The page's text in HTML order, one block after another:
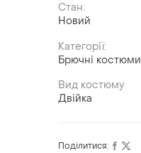
Стан:
Новий
Категорії:
Брючні костюми
Вид костюму
Двійка
Поділитися: